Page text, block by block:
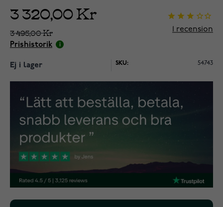
3 320,00 Kr
3 495,00 Kr
Prishistorik
recension
Ej i lager SKU: 54743